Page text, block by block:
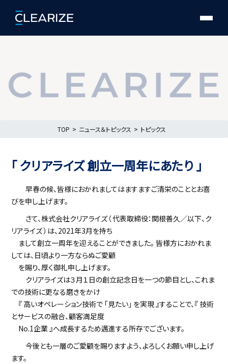
TOP ニュース＆トピックス トピックス
「 クリアライズ 創立一周年にあたり 」
早春の候、皆様におかれましてはますますご清栄のこととお喜
びを申し上げます。
さて、株式会社クリアライズ（ 代表取締役：関根善久／以下、ク
リアライズ ）は、2021年3月を持ち
まして創立一周年を迎えることができました。 皆様方におかれま
しては、日頃より一方ならぬご愛顧
を賜り、厚く御礼申し上げます。
クリアライズは３月１日の創立記念日を一つの節目とし、これま
での技術に更なる磨きをかけ
『 高いオペレーション技術で 「見たい」 を実現 』することで、『 技術
とサービスの融合、顧客満足度
No.1企業 』へ成長するため邁進する所存でございます。
今後とも一層のご愛顧を賜りますよう、よろしくお願い申し上げ
ます。